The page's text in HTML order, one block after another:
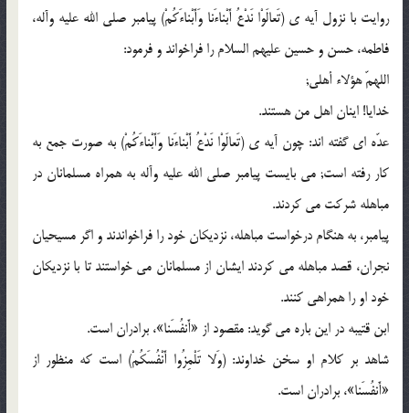
روایت با نزول آیه ی (تَعالَوْا نَدْعُ أَبْناءَنا وَأَبْناءَکُمْ) پیامبر صلى الله علیه وآله،
فاطمه، حسن و حسین علیهم السلام را فراخواند و فرمود:
اللهمّ هؤلاء أهلی;
خدایا! اینان اهل من هستند.
عدّه اى گفته اند: چون آیه ی (تَعالَوْا نَدْعُ أَبْناءَنا وَأَبْناءَکُمْ) به صورت جمع به
کار رفته است; مى بایست پیامبر صلى الله علیه وآله به همراه مسلمانان در
مباهله شرکت مى کردند.
پیامبر، به هنگام درخواست مباهله، نزدیکان خود را فراخواندند و اگر مسیحیان
نجران، قصد مباهله مى کردند ایشان از مسلمانان مى خواستند تا با نزدیکان
خود او را همراهى کنند.
ابن قتیبه در این باره مى گوید: مقصود از «أَنفُسَنا»، برادران است.
شاهد بر کلام او سخن خداوند: (وَلا تَلْمِزُوا أَنْفُسَکُمْ) است که منظور از
«أَنفُسَنا»، برادران است.